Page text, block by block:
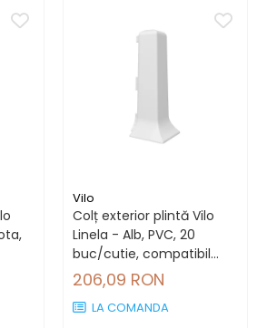
Vilo
Colț exterior plintă Vilo
Linela - Alb, PVC, 20
buc/cutie, compatibil
plintă 80 mm
206,09 RON
LA COMANDA